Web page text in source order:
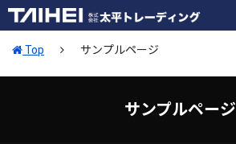
Top サンプルページ
サンプルページ